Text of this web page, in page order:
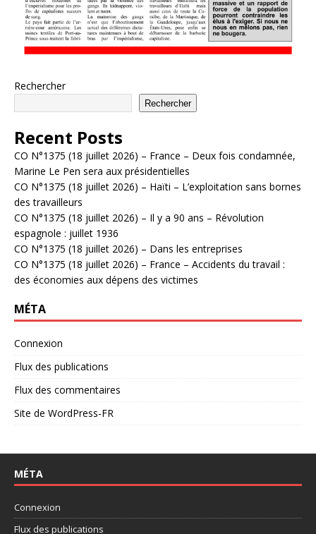
Rechercher
Rechercher
Recent Posts
CO N°1375 (18 juillet 2026) – France – Deux fois condamnée,
Marine Le Pen sera aux présidentielles
CO N°1375 (18 juillet 2026) – Haïti – L’exploitation sans bornes
des travailleurs
CO N°1375 (18 juillet 2026) – Il y a 90 ans – Révolution
espagnole : juillet 1936
CO N°1375 (18 juillet 2026) – Dans les entreprises
CO N°1375 (18 juillet 2026) – France – Accidents du travail :
des économies aux dépens des victimes
MÉTA
Connexion
Flux des publications
Flux des commentaires
Site de WordPress-FR
MÉTA
Connexion
Flux des publications